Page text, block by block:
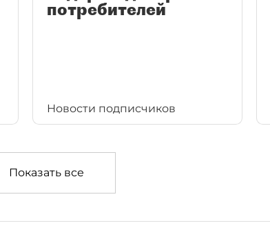
потребителей
Новости подписчиков
Показать все